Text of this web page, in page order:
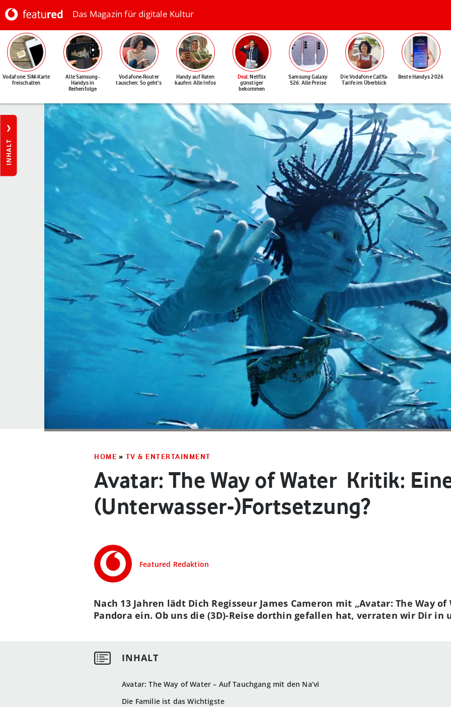
Das Magazin für digitale Kultur
Vodafone: SIM-Karte
freischalten
Alle Samsung-
Handys in
Reihenfolge
Vodafone-Router
tauschen: So geht's
Handy auf Raten
kaufen: Alle Infos
Deal: Netflix
günstiger
bekommen
Samsung Galaxy
S26: Alle Preise
Die Vodafone CallYa-
Tarife im Überblick
Beste Handys 2026
INHALT
HOME » TV & ENTERTAINMENT
Avatar: The Way of Water ­ Kritik:
(Unterwasser-)Fortsetzung?
Featured Redaktion
Avatar: The Way of Water – Auf Tauchgang mit den Na’vi
Die Familie ist das Wichtigste
Nach 13 Jahren lädt Dich Regisseur James Cameron mit „Avatar: The Way
Pandora ein. Ob uns die (3D)-Reise dorthin gefallen hat, verraten wir Dir in